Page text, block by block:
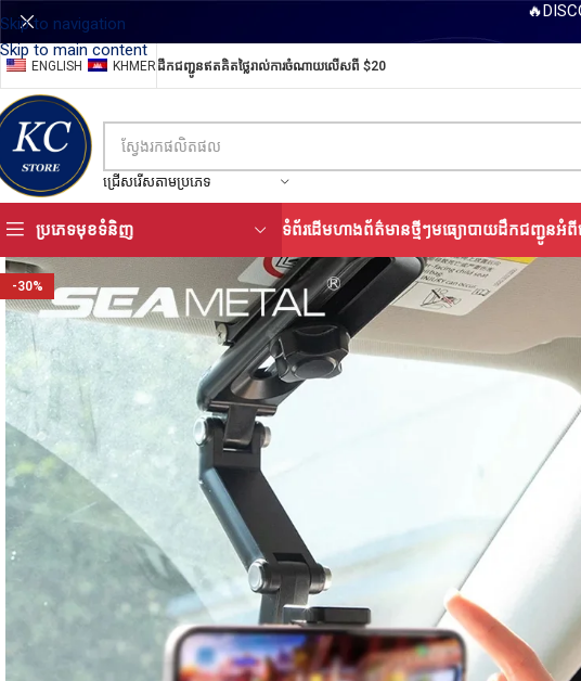
Skip to navigation
Skip to main content
ENGLISH KHMER ដឹកជញ្ជូនឥតគិតថ្លៃរាល់ការចំណាយលើសពី $20
ជ្រើសរើសតាមប្រភេទ
ប្រភេទមុខទំនិញ ទំព័រដើមហាងព័ត៌មានថ្មីៗមធ្យោបាយដឹកជញ្ជូនអំពី
-30%